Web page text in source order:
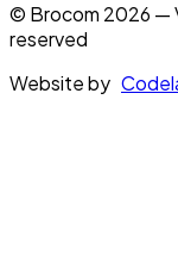
© Brocom 2026 —
reserved
Website by